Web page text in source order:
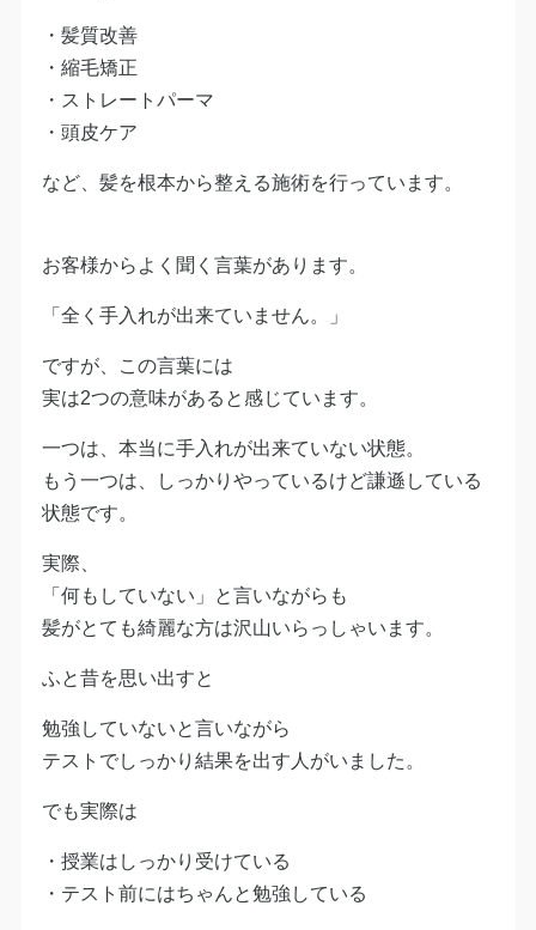
・髪質改善
・縮毛矯正
・ストレートパーマ
・頭皮ケア
など、髪を根本から整える施術を行っています。
お客様からよく聞く言葉があります。
「全く手入れが出来ていません。」
ですが、この言葉には
実は2つの意味があると感じています。
一つは、本当に手入れが出来ていない状態。
もう一つは、しっかりやっているけど謙遜している
状態です。
実際、
「何もしていない」と言いながらも
髪がとても綺麗な方は沢山いらっしゃいます。
ふと昔を思い出すと
勉強していないと言いながら
テストでしっかり結果を出す人がいました。
でも実際は
・授業はしっかり受けている
・テスト前にはちゃんと勉強している